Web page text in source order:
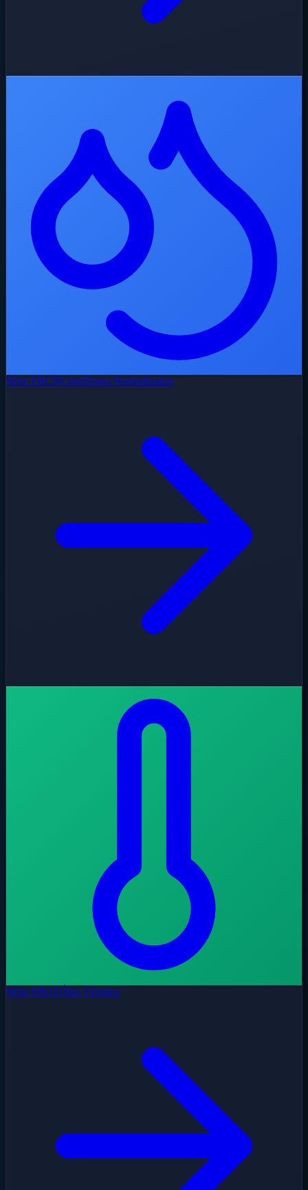
Série FBCNCentrífugas Normalizadas
Série FBOTÓleo Térmico